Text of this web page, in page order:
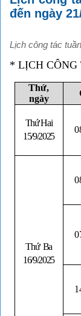
đến ngày
Lịch công tác
* LỊCH
Thứ,
ngày
Thứ Hai
15/9/2025
Thứ Ba
16/9/2025